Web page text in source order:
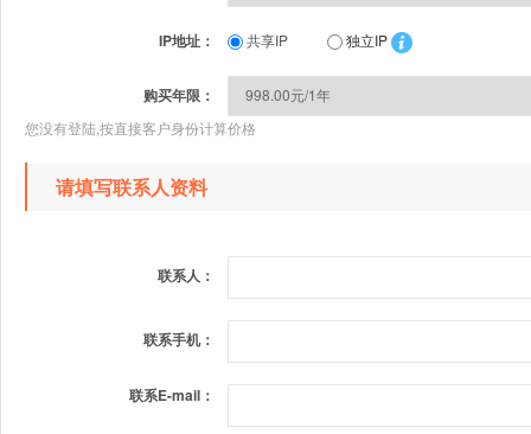
IP地址： 共享IP 独立IP
购买年限：
您没有登陆,按直接客户身份计算价格
请填写联系人资料
联系人：
联系手机：
联系E-mail：